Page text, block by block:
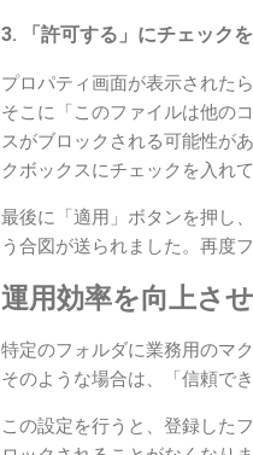
3. 「許可する」にチェック
プロパティ画面が表示された
そこに「このファイルは他の
スがブロックされる可能性が
クボックスにチェックを入れて
最後に「適用」ボタンを押し
う合図が送られました。再度
運用効率を向上さ
特定のフォルダに業務用のマ
そのような場合は、「信頼で
この設定を行うと、登録した